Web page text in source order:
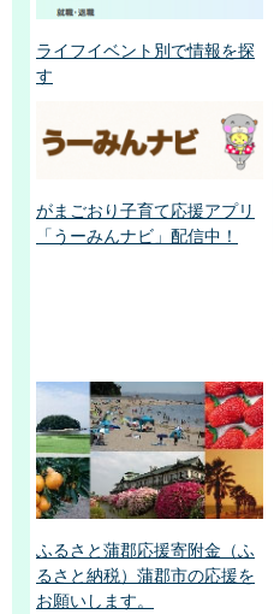
ライフイベント別で情報を探
す
がまごおり子育て応援アプリ
「うーみんナビ」配信中！
ふるさと蒲郡応援寄附金（ふ
るさと納税）蒲郡市の応援を
お願いします。